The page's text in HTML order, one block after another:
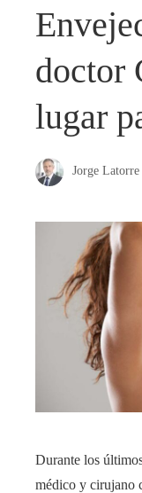
doctor
lugar
Jorge Latorre
Durante los
médico y cirujano